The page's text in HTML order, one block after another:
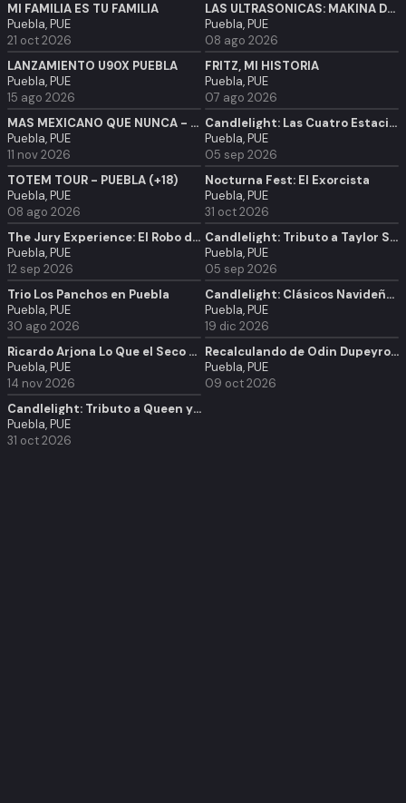
MI FAMILIA ES TU FAMILIA
Puebla, PUE
21 oct 2026
LAS ULTRASÓNICAS: MÁKINA DE ROCK AND ROLL EN PUEBLA!
Puebla, PUE
08 ago 2026
LANZAMIENTO U90X PUEBLA
Puebla, PUE
15 ago 2026
FRITZ, MI HISTORIA
Puebla, PUE
07 ago 2026
MAS MEXICANO QUE NUNCA - MARIACHI VARGAS DE TECALITLAN & BFBUAP
Puebla, PUE
11 nov 2026
Candlelight: Las Cuatro Estaciones de Vivaldi
Puebla, PUE
05 sep 2026
TOTEM TOUR - PUEBLA (+18)
Puebla, PUE
08 ago 2026
Nocturna Fest: El Exorcista
Puebla, PUE
31 oct 2026
The Jury Experience: El Robo de los 20 Millones de Dólares
Puebla, PUE
12 sep 2026
Candlelight: Tributo a Taylor Swift
Puebla, PUE
05 sep 2026
Trio Los Panchos en Puebla
Puebla, PUE
30 ago 2026
Candlelight: Clásicos Navideños
Puebla, PUE
19 dic 2026
Ricardo Arjona Lo Que el Seco No Dijo⬝ - Puebla
Puebla, PUE
14 nov 2026
Recalculando de Odin Dupeyron en Puebla
Puebla, PUE
09 oct 2026
Candlelight: Tributo a Queen y Los Beatles
Puebla, PUE
31 oct 2026